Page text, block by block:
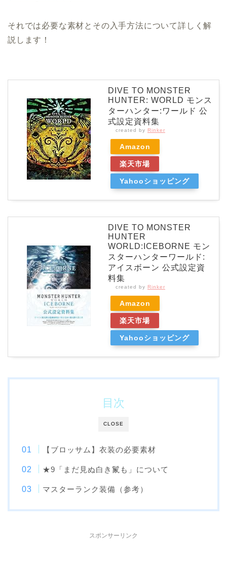
それでは必要な素材とその入手方法について詳しく解
説します！
DIVE TO MONSTER
HUNTER: WORLD モンス
ターハンター:ワールド 公
式設定資料集
created by Rinker
Amazon
楽天市場
Yahooショッピング
DIVE TO MONSTER
HUNTER
WORLD:ICEBORNE モン
スターハンターワールド:
アイスボーン 公式設定資
料集
created by Rinker
Amazon
楽天市場
Yahooショッピング
CLOSE
目次
【ブロッサム】衣装の必要素材
★9「まだ見ぬ白き鬣も」について
マスターランク装備（参考）
スポンサーリンク